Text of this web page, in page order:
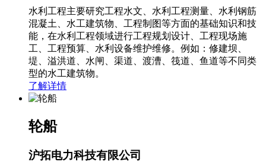
水利工程主要研究工程水文、水利工程测量、水利钢筋
混凝土、水工建筑物、工程制图等方面的基础知识和技
能，在水利工程领域进行工程规划设计、工程现场施
工、工程预算、水利设备维护维修。例如：修建坝、
堤、溢洪道、水闸、渠道、渡漕、筏道、鱼道等不同类
型的水工建筑物。
了解详情
轮船
沪拓电力科技有限公司